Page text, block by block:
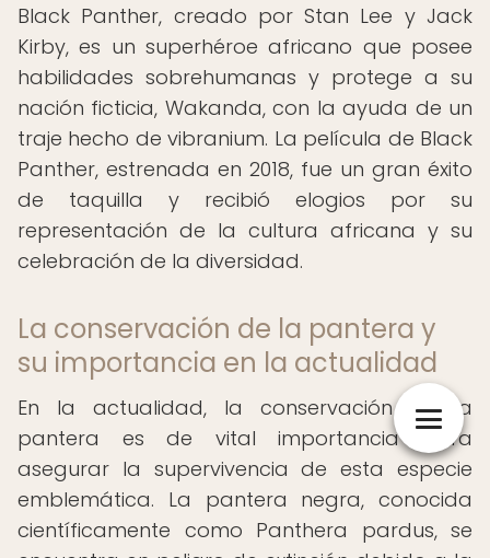
Black Panther, creado por Stan Lee y Jack
Kirby, es un superhéroe africano que posee
habilidades sobrehumanas y protege a su
nación ficticia, Wakanda, con la ayuda de un
traje hecho de vibranium. La película de Black
Panther, estrenada en 2018, fue un gran éxito
de taquilla y recibió elogios por su
representación de la cultura africana y su
celebración de la diversidad.
La conservación de la pantera y
su importancia en la actualidad
En la actualidad, la conservación de la
pantera es de vital importancia para
asegurar la supervivencia de esta especie
emblemática. La pantera negra, conocida
científicamente como Panthera pardus, se